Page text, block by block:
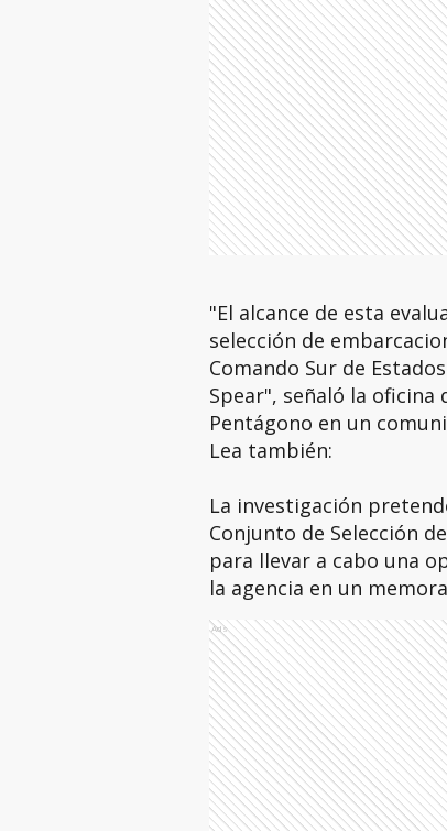
"El alcance de esta
selección de
Comando Sur de
Spear", señaló la
Pentágono en un
Lea también:
La investigación
Conjunto de Selección
para llevar a cabo una
la agencia en un
Ads